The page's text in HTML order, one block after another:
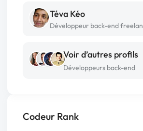
Codeur Rank
Téva Kéo
Voir d’autres profils
Développeurs back-end